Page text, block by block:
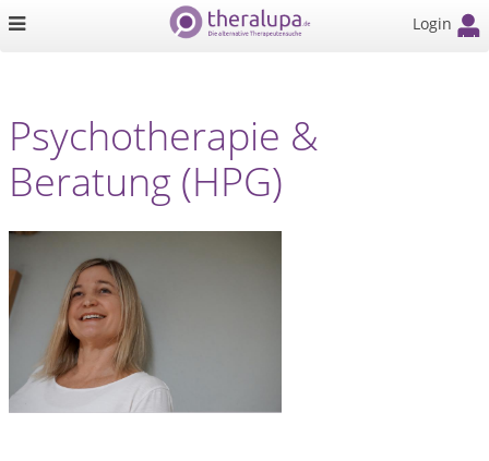
Login
Psychotherapie &
Beratung (HPG)